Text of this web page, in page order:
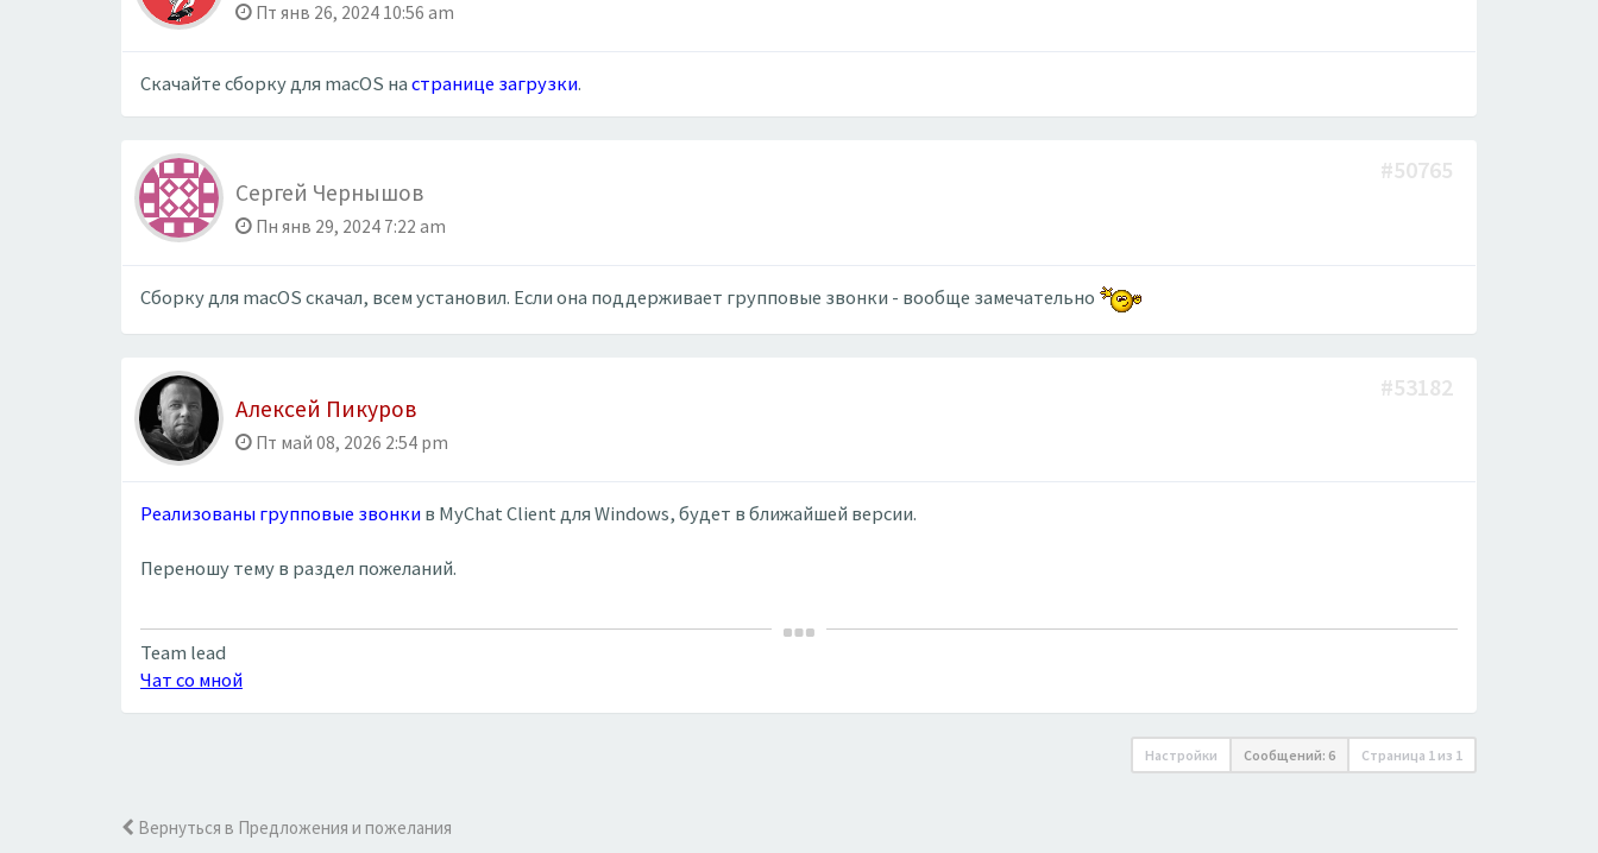
Пт янв 26, 2024 10:56 am
Скачайте сборку для macOS настранице загрузки.
Сергей Чернышов
Пн янв 29, 2024 7:22 am
#50765
Cборку для macOS скачал, всем установил. Если она поддерживает групповые звонки - вообще замечательно
Алексей Пикуров
Пт май 08, 2026 2:54 pm
#53182
Реализованы групповые звонкив MyChat Client для Windows, будет в ближайшей версии.
Переношу тему в раздел пожеланий.
Team lead
Чат со мной
Настройки Сообщений: 6 Страница 1 из 1
Вернуться в Предложения и пожелания